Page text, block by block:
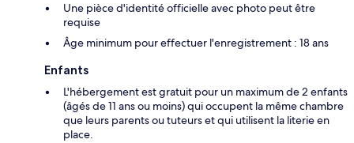
Une pièce d'identité officielle avec photo peut être
requise
Âge minimum pour effectuer l'enregistrement : 18 ans
Enfants
L'hébergement est gratuit pour un maximum de 2 enfants
(âgés de 11 ans ou moins) qui occupent la même chambre
que leurs parents ou tuteurs et qui utilisent la literie en
place.